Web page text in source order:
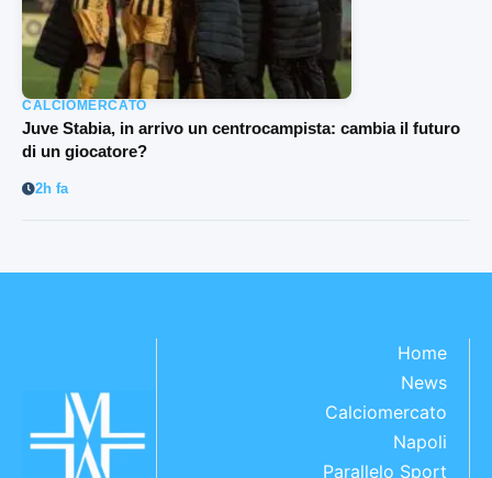
CALCIOMERCATO
Juve Stabia, in arrivo un centrocampista: cambia il futuro
di un giocatore?
2h fa
Home
News
Calciomercato
Napoli
Parallelo Sport